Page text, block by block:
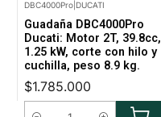
DBC4000Pro DUCATI
Guadaña DBC4000Pro
Ducati: Motor 2T, 39.8cc,
1.25 kW, corte con hilo y
cuchilla, peso 8.9 kg.
$1.785.000